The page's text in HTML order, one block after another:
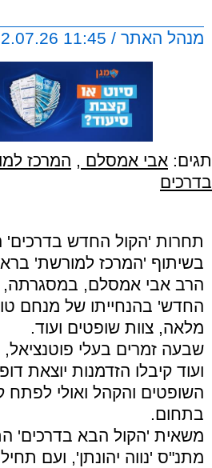
מנהל האתר / 11:45 02.07.26
תגים: אבי אמסלם , המרכז
בדרכים
תחרות 'הקול החדש בדרכים'
בשיתוף 'המרכז למורשת'
הרב אבי אמסלם, במסגרתה,
החדש' בהנחייתו של מנחם
מלאה, צוות שופטים ועוד.
שבעה זמרים בעלי פוטנציאל,
ועוד קיבלו הזדמנות יוצאת
השופטים והקהל ואולי לפתח
בתחום.
משאית 'הקול הבא בדרכים'
מתנ"ס 'נווה יהונתן', ועם